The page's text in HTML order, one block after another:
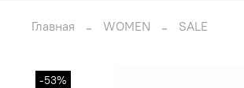
Главная WOMEN SALE
-53%